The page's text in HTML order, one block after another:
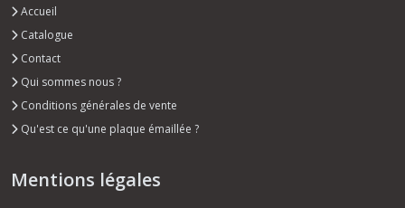
Accueil
Catalogue
Contact
Qui sommes nous ?
Conditions générales de vente
Qu'est ce qu'une plaque émaillée ?
Mentions légales